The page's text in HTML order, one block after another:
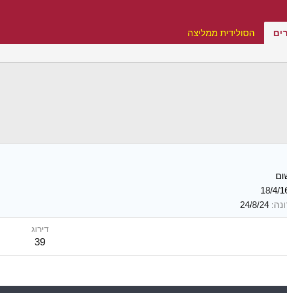
הסולידית ממליצה
18/4/
24/8/24
דירוג
39